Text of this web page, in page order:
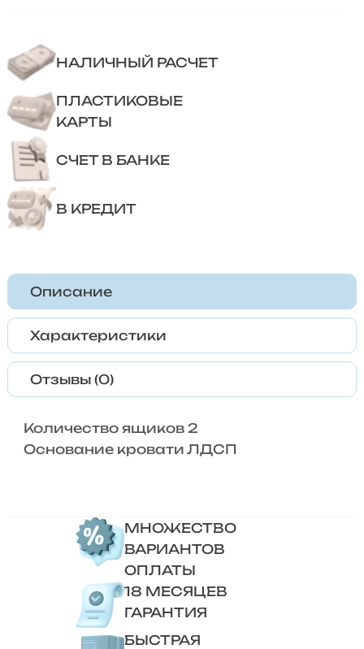
НАЛИЧНЫЙ РАСЧЕТ
ПЛАСТИКОВЫЕ
КАРТЫ
СЧЕТ В БАНКЕ
В КРЕДИТ
Описание
Характеристики
Отзывы (0)
Количество ящиков 2
Основание кровати ЛДСП
МНОЖЕСТВО
ВАРИАНТОВ
ОПЛАТЫ
18 МЕСЯЦЕВ
ГАРАНТИЯ
БЫСТРАЯ